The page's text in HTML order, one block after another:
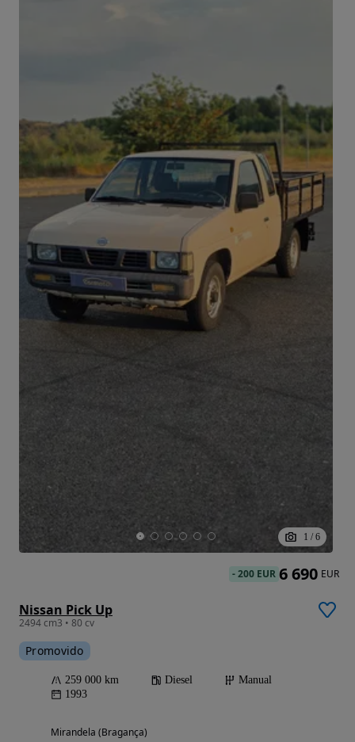
1 / 6
Nissan Pick Up
2494 cm3 • 80 cv
Promovido
259 000 km Diesel
Manual
1993
Mirandela (Bragança)
-200 EUR 6 690 EUR